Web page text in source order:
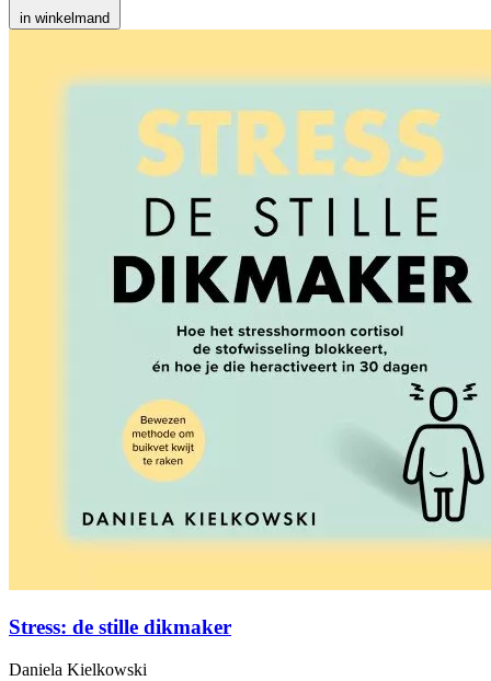
in winkelmand
Stress: de stille dikmaker
Daniela Kielkowski